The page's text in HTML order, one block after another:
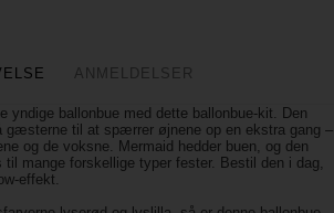
ANMELDELSER
yndige ballonbue med dette ballonbue-kit. Den
gæsterne til at spærrer øjnene op en ekstra gang –
og de voksne. Mermaid hedder buen, og den
til mange forskellige typer fester. Bestil den i dag,
effekt.